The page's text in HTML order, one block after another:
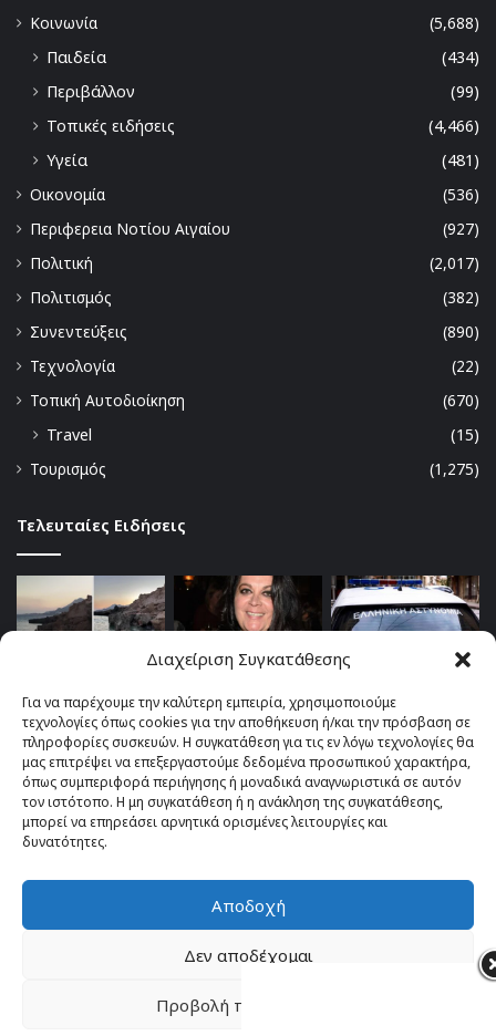
Διαχείριση Συγκατάθεσης
Για να παρέχουμε την καλύτερη εμπειρία, χρησιμοποιούμε
τεχνολογίες όπως cookies για την αποθήκευση ή/και την πρόσβαση σε
πληροφορίες συσκευών. Η συγκατάθεση για τις εν λόγω τεχνολογίες θα
μας επιτρέψει να επεξεργαστούμε δεδομένα προσωπικού χαρακτήρα,
όπως συμπεριφορά περιήγησης ή μοναδικά αναγνωριστικά σε αυτόν
τον ιστότοπο. Η μη συγκατάθεση ή η ανάκληση της συγκατάθεσης,
μπορεί να επηρεάσει αρνητικά ορισμένες λειτουργίες και
δυνατότητες.
Αποδοχή
Δεν αποδέχομαι
Προβολή προτιμήσεων
Κοινωνία
(5,688)
Παιδεία
(434)
Περιβάλλον
(99)
Τοπικές ειδήσεις
(4,466)
Υγεία
(481)
Οικονομία
(536)
Περιφερεια Νοτίου Αιγαίου
(927)
Πολιτική
(2,017)
Πολιτισμός
(382)
Συνεντεύξεις
(890)
Τεχνολογία
(22)
Τοπική Αυτοδιοίκηση
(670)
Travel
(15)
Τουρισμός
(1,275)
Τελευταίες Ειδήσεις
© Copyright 2026, All Rights Reserved |TOP fm 102.4